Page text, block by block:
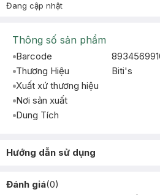
Đang cập nhật
Thông số sản phẩm
Barcode
Thương Hiệu
Biti's
Xuất xứ thương hiệu
Nơi sản xuất
Dung Tích
Hướng dẫn sử dụng
Đánh giá(0)